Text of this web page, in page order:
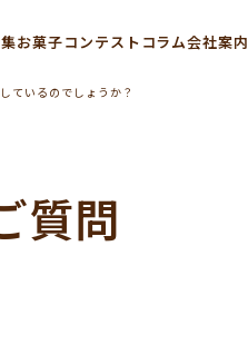
お菓子コンテスト コラム会社案内
ているのでしょうか？
質問